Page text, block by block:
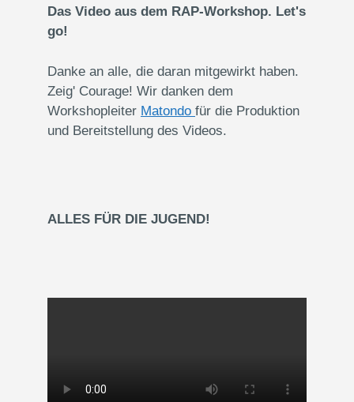
Das Video aus dem RAP-Workshop. Let's
go!
Danke an alle, die daran mitgewirkt haben.
Zeig' Courage! Wir danken dem
Workshopleiter Matondo für die Produktion
und Bereitstellung des Videos.
ALLES FÜR DIE JUGEND!